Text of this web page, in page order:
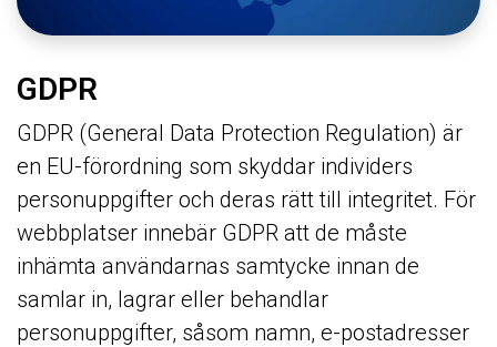
GDPR
GDPR (General Data Protection Regulation) är
en EU-förordning som skyddar individers
personuppgifter och deras rätt till integritet. För
webbplatser innebär GDPR att de måste
inhämta användarnas samtycke innan de
samlar in, lagrar eller behandlar
personuppgifter, såsom namn, e-postadresser